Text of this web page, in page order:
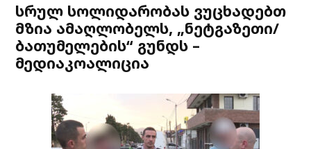
სრულ სოლიდარობას ვუცხადებთ
მზია ამაღლობელს, „ნეტგაზეთი/
ბათუმელების“ გუნდს –
მედიაკოალიცია